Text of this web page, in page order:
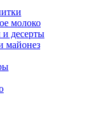
молоко
десерты
майонез